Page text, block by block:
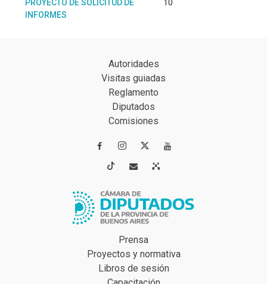
PROYECTO DE SOLICITUD DE
INFORMES
10
Autoridades
Visitas guiadas
Reglamento
Diputados
Comisiones
 
 
Prensa
Proyectos y normativa
Libros de sesión